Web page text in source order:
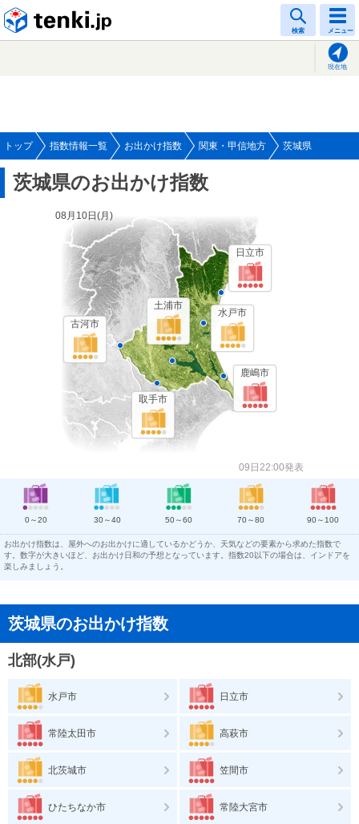
検索 メニュー
現在地
トップ 指数情報一覧 お出かけ指数 関東・甲信地方 茨城県
茨城県のお出かけ指数
08月10日(月 )
水戸市
日立市
土浦市
鹿嶋市
古河市
取手市
09日22:00発表
0～20 30～40 50～60 70～80 90～100
お出かけ指数は、屋外へのお出かけに適しているかどうか、天気などの要素から求めた指数で
す。数字が大きいほど、お出かけ日和の予想となっています。指数20以下の場合は、インドアを
楽しみましょう。
茨城県のお出かけ指数
北部(水戸)
水戸市 日立市
常陸太田市 高萩市
北茨城市 笠間市
ひたちなか市 常陸大宮市